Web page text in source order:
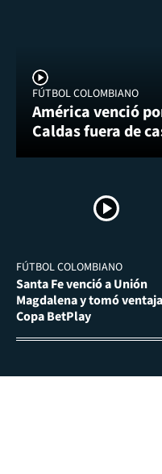
FÚTBOL COLOMBIANO
América venció
Caldas fuera de
FÚTBOL COLOMBIANO
Santa Fe venció a Unión
Magdalena y tomó
Copa BetPlay